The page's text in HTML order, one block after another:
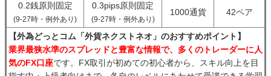
0.2銭原則固定
(9-27時・例外あり)
0.3pips原則固定
(9-27時・例外あり)
1000通貨 42ペア
【外為どっとコム「外貨ネクストネオ」のおすすめポイント】
業界最狭水準のスプレッドと豊富な情報で、多くのトレーダーに人
気のFX口座です。FX取引が初めての初心者から、スキル向上を目